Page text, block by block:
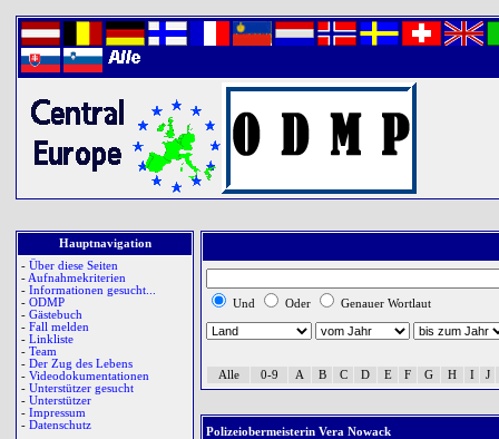
Hauptnavigation
- Über diese Seiten
- Aufnahmekriterien
- Informationen gesucht...
- ODMP
- Gästebuch
- Fall melden
- Linkliste
- Team
- Der Zug des Lebens
- Videodokumentationen
- Unterstützer gesucht
- Unterstützer
- Impressum
- Datenschutz
Und Oder Genauer Wortlaut
Alle 0-9 A B C D E F G H I J
Polizeiobermeisterin Vera Nowack